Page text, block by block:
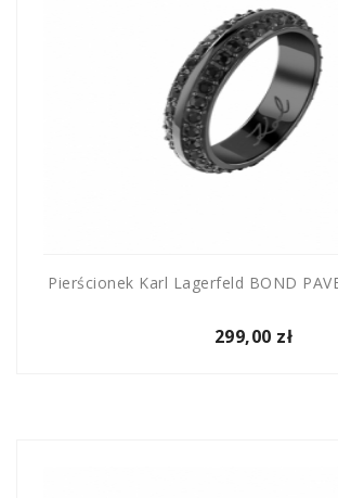
Pierścionek Karl Lagerfeld BOND
299,00 zł